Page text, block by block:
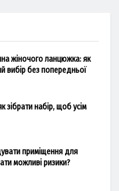
жіночого ланцюжка: як
вибір без попередньої
зібрати набір, щоб усім
приміщення для
можливі ризики?